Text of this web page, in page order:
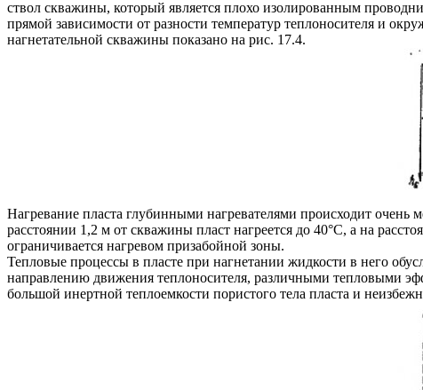
ствол скважины, который является плохо изолированным
прямой зависимости от разности температур теплоносителя и
нагнетательной скважины показано на рис. 17.4.
Нагревание пласта глубинными нагревателями происходит очень
расстоянии 1,2 м от скважины пласт нагреется до 40°С, а на
ограничивается нагревом призабойной зоны.
Тепловые процессы в пласте при нагнетании жидкости в него
направлению движения теплоносителя, различными тепловыми
большой инертной теплоемкости пористого тела пласта и